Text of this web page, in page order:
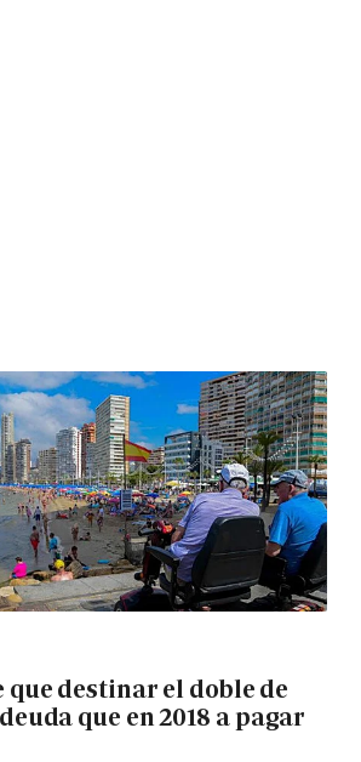
que destinar el doble de
que en 2018 a pagar